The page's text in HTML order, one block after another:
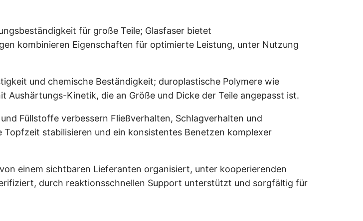
für große Teile; Glasfaser bietet
kombinieren Eigenschaften für optimierte Leistung, unter Nutzung
und chemische Beständigkeit; duroplastische Polymere wie
Aushärtungs-Kinetik, die an Größe und Dicke der Teile angepasst ist.
Füllstoffe verbessern Fließverhalten, Schlagverhalten und
stabilisieren und ein konsistentes Benetzen komplexer
einem sichtbaren Lieferanten organisiert, unter kooperierenden
durch reaktionsschnellen Support unterstützt und sorgfältig für